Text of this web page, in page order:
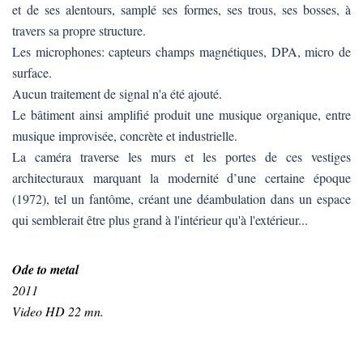
et de ses alentours, samplé ses formes, ses trous, ses bosses, à
travers sa propre structure.
Les microphones: capteurs champs magnétiques, DPA, micro de
surface.
Aucun traitement de signal n'a été ajouté.
Le bâtiment ainsi amplifié produit une musique organique, entre
musique improvisée, concrète et industrielle.
La caméra traverse les murs et les portes de ces vestiges
architecturaux marquant la modernité d’une certaine époque
(1972), tel un fantôme, créant une déambulation dans un espace
qui semblerait être plus grand à l'intérieur qu'à l'extérieur...
Ode to metal
2011
Video HD 22 mn.